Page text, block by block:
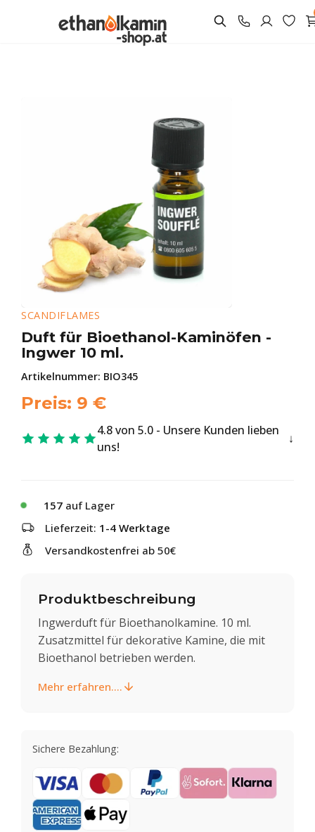
SCANDIFLAMES
Duft für Bioethanol-Kaminöfen -
Ingwer 10 ml.
Artikelnummer: BIO345
Preis: 9 €
4.8 von 5.0 - Unsere Kunden lieben
uns!
157 auf Lager
Lieferzeit: 1-4 Werktage
Versandkostenfrei ab 50€
Produktbeschreibung
Ingwerduft für Bioethanolkamine. 10 ml.
Zusatzmittel für dekorative Kamine, die mit
Bioethanol betrieben werden.
Mehr erfahren....
Sichere Bezahlung: